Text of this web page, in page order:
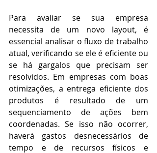
Para avaliar se sua empresa
necessita de um novo layout, é
essencial analisar o fluxo de trabalho
atual, verificando se ele é eficiente ou
se há gargalos que precisam ser
resolvidos. Em empresas com boas
otimizações, a entrega eficiente dos
produtos é resultado de um
sequenciamento de ações bem
coordenadas. Se isso não ocorrer,
haverá gastos desnecessários de
tempo e de recursos físicos e